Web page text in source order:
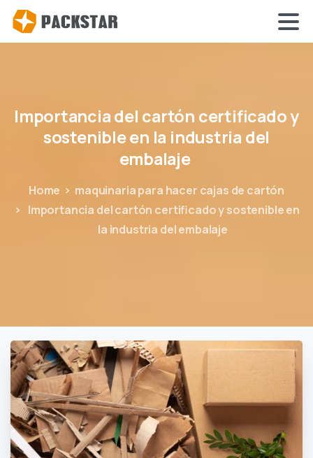
Importanciadel cartón certificadoy
sostenibleen la industria del
embalaje
Home
maquinaria para hacer cajas de cartón
Importancia del cartón certificado y sostenible en
la industria del embalaje